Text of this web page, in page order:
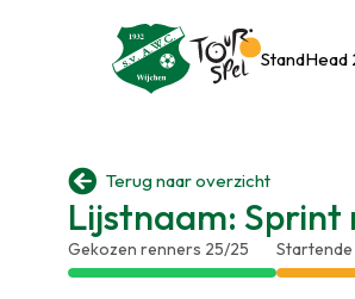
StandHead
 Terug naar overzicht
Lijstnaam: Sprint
Gekozen renners 25/25